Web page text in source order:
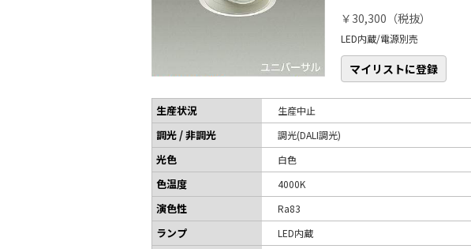
￥30,300（税抜）
LED内蔵/電源別売
マイリストに登録
生産状況 生産中止
調光 / 非調光 調光(DALI調光)
光色 白色
色温度 4000K
演色性 Ra83
ランプ LED内蔵